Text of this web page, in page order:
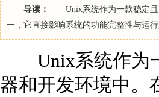
导读：
Unix系统作为一款稳定且
一，它直接影响系统的功能完整性与
Unix系统作为一
器和开发环境中。